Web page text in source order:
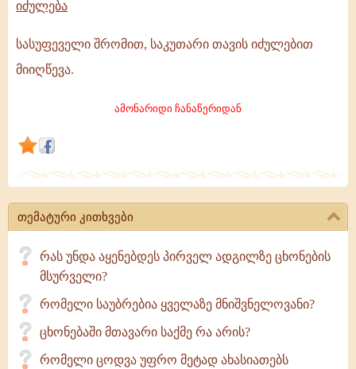
იძულება
სასუფეველი
შრომით,
იძულებით
მიიღწევა.
სასუფეველი შრომით, საკუთარი თავის იძულებით
მიიღწევა.
ამონარიდი ჩანაწერიდან
თემატური კითხვები
რას უნდა აყენებდეს პირველ ადგილზე ცხონების
მსურველი?
რომელი საუბრებია ყველაზე მნიშვნელოვანი?
ცხონებაში მთავარი საქმე რა არის?
რომელი ცოდვა უფრო მეტად ახასიათებს